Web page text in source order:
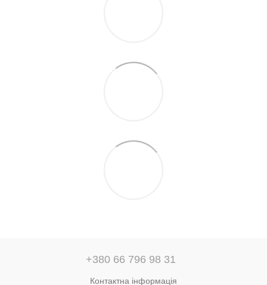
+380 66 796 98 31
Контактна інформація